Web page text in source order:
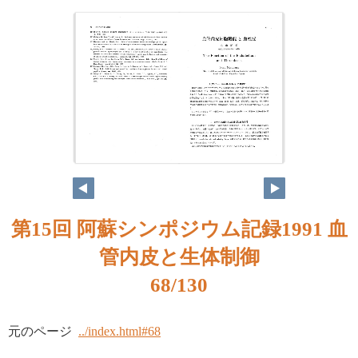
第15回 阿蘇シンポジウム記録1991 血
管内皮と生体制御
68/130
元のページ ../index.html#68